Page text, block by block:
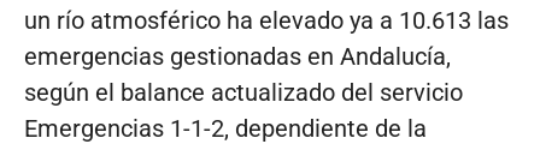
un río atmosférico ha elevado ya a 10.613 las
emergencias gestionadas en Andalucía,
según el balance actualizado del servicio
Emergencias 1-1-2, dependiente de la